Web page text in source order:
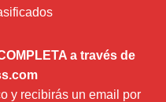
a través de
y recibirás un email por